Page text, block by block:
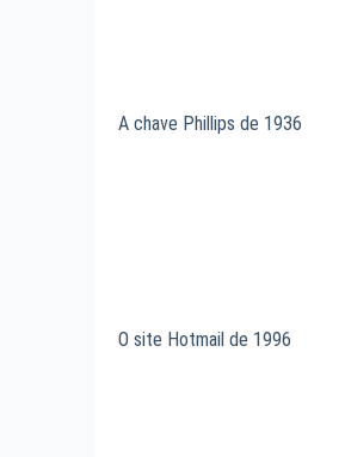
A chave Phillips de 1936
O site Hotmail de 1996